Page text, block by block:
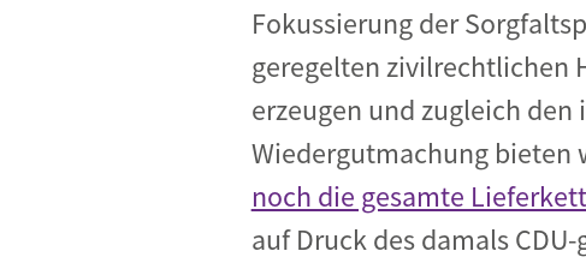
Fokussierung der
geregelten zivilrechtlichen
erzeugen und zugleich
Wiedergutmachung bieten
noch die gesamte
auf Druck des damals